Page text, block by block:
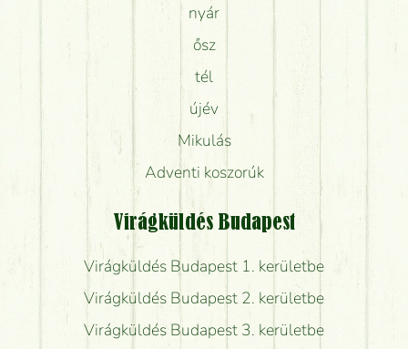
nyár
ősz
tél
újév
Mikulás
Adventi koszorúk
Virágküldés Budapest
Virágküldés Budapest 1. kerületbe
Virágküldés Budapest 2. kerületbe
Virágküldés Budapest 3. kerületbe